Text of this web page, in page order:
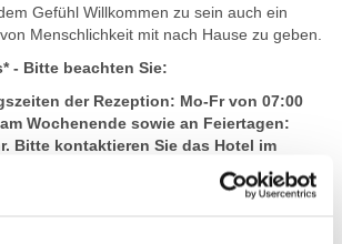
Gefühl Willkommen zu sein auch ein
Menschlichkeit mit nach Hause zu geben.
- Bitte beachten Sie:
der Rezeption: Mo-Fr von 07:00
Wochenende sowie an Feiertagen:
Bitte kontaktieren Sie das Hotel im